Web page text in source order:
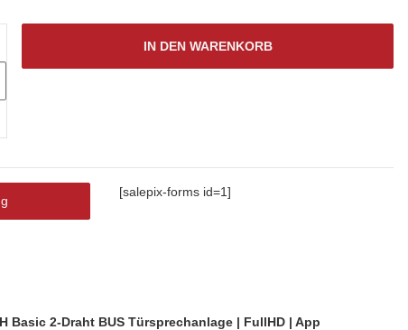
IN DEN WARENKORB
[salepix-forms id=1]
Basic 2-Draht BUS Türsprechanlage | FullHD | App